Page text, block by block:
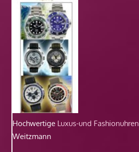
Hochwertige Luxus-und Fashionuhren
Weitzmann